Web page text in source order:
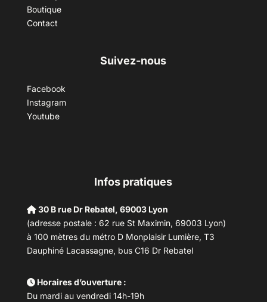
Boutique
Contact
Suivez-nous
Facebook
Instagram
Youtube
Infos pratiques
30 B rue Dr Rebatel, 69003 Lyon
(adresse postale : 62 rue St Maximin, 69003 Lyon)
à 100 mètres du métro D Monplaisir Lumière, T3
Dauphiné Lacassagne, bus C16 Dr Rebatel
Horaires d’ouverture :
Du mardi au vendredi 14h-19h